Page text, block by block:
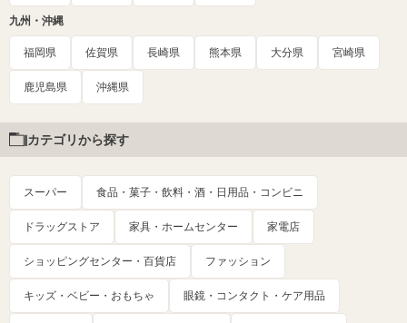
九州・沖縄
福岡県 佐賀県 長崎県 熊本県 大分県 宮崎県
鹿児島県 沖縄県
カテゴリから探す
スーパー 食品・菓子・飲料・酒・日用品・コンビニ
ドラッグストア 家具・ホームセンター 家電店
ショッピングセンター・百貨店 ファッション
キッズ・ベビー・おもちゃ 眼鏡・コンタクト・ケア用品